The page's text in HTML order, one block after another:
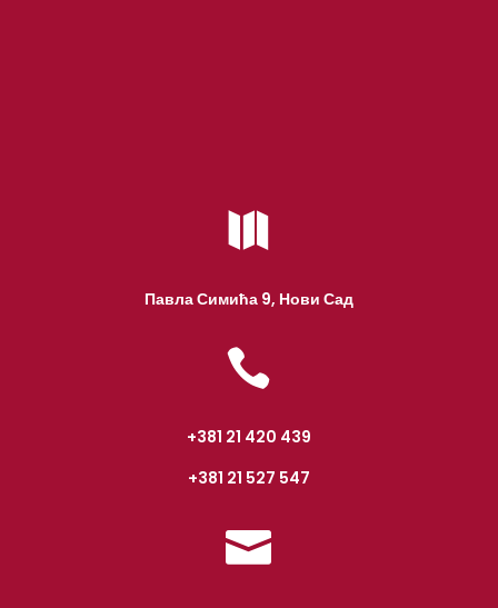

Павла Симића 9, Нови Сад

+381 21 420 439
+381 21 527 547
